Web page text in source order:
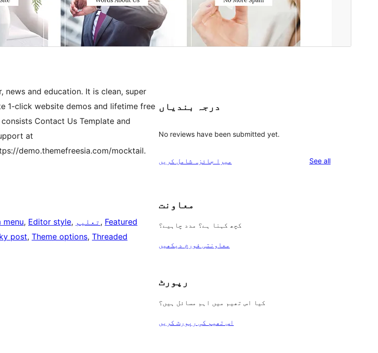
and education. It is clean, super
1-click website demos and lifetime free
Contact Us Template and
at
demo.themefreesia.com/mocktail.
menu, Editor style, تعلیم , Featured
post, Theme options, Threaded
درجہ بندیاں
No reviews have been submitted yet.
میرا جائزہ شامل کریں See allreviews
معاونت
کچھ کہنا ہے؟ مدد چاہیے؟
معاونتی فورم دیکھیں
رپورٹ
کیا اس تھیم میں اہم مسائل ہیں؟
اس تھیم کی رپورٹ کریں